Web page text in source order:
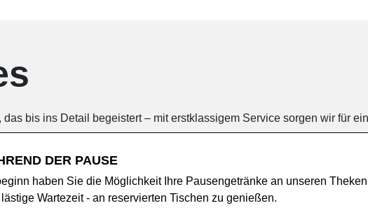
bis ins Detail begeistert – mit erstklassigem Service sorgen wir für
DER PAUSE
haben Sie die Möglichkeit Ihre Pausengetränke an unseren
Wartezeit - an reservierten Tischen zu genießen.